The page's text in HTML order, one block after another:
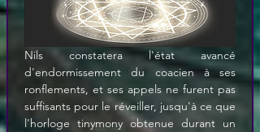
Nils constatera l'état avancé
d'endormissement du coacien à ses
ronflements, et ses appels ne furent pas
suffisants pour le réveiller, jusqu'à ce que
l'horloge tinymony obtenue durant un